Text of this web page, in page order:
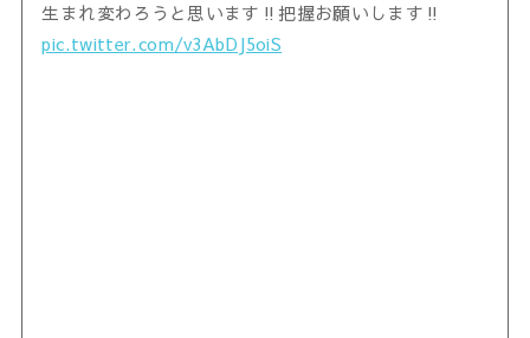
生まれ変わろうと思います‼️把握お願いします‼️
pic.twitter.com/v3AbDJ5oiS